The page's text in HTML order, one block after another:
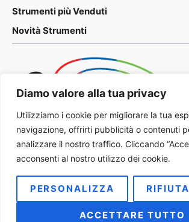
Diamo valore alla tua privacy
Utilizziamo i cookie per migliorare la tua
navigazione, offrirti pubblicità o contenuti
analizzare il nostro traffico. Cliccando
acconsenti al nostro utilizzo dei cookie.
PERSONALIZZA
ACCETTARE TUTTO
Strumenti più Venduti
Novità Strumenti
2026 METALOG Italia
Privacy Policy